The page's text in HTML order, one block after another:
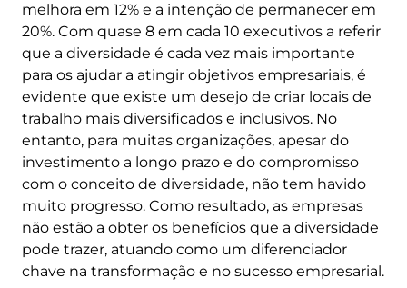
melhora em 12% e a intenção de permanecer em
20%. Com quase 8 em cada 10 executivos a referir
que a diversidade é cada vez mais importante
para os ajudar a atingir objetivos empresariais, é
evidente que existe um desejo de criar locais de
trabalho mais diversificados e inclusivos. No
entanto, para muitas organizações, apesar do
investimento a longo prazo e do compromisso
com o conceito de diversidade, não tem havido
muito progresso. Como resultado, as empresas
não estão a obter os benefícios que a diversidade
pode trazer, atuando como um diferenciador
chave na transformação e no sucesso empresarial.